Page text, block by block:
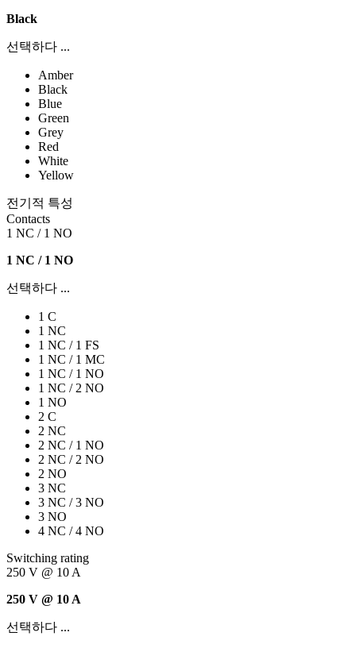
Black
선택하다 ...
Amber
Black
Blue
Green
Grey
Red
White
Yellow
전기적 특성
Contacts
1 NC / 1 NO
1 NC / 1 NO
선택하다 ...
1 C
1 NC
1 NC / 1 FS
1 NC / 1 MC
1 NC / 1 NO
1 NC / 2 NO
1 NO
2 C
2 NC
2 NC / 1 NO
2 NC / 2 NO
2 NO
3 NC
3 NC / 3 NO
3 NO
4 NC / 4 NO
Switching rating
250 V @ 10 A
250 V @ 10 A
선택하다 ...